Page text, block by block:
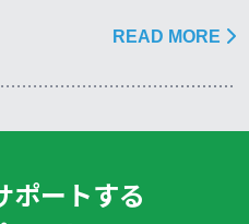
READ MORE
ポートする